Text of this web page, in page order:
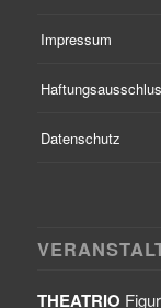
Impressum
Datenschutz
THEATRIO